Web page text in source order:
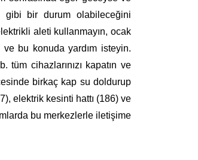
gibi bir durum olabileceğini
aleti kullanmayın, ocak
ve bu konuda yardım isteyin.
tüm cihazlarınızı kapatın ve
birkaç kap su doldurup
elektrik kesinti hattı (186) ve
bu merkezlerle iletişime